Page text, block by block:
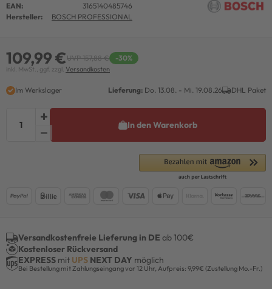
EAN:
3165140485746
Hersteller:
BOSCH PROFESSIONAL
109,99 €UVP 157,88 € -30%
inkl. MwSt., ggf. zzgl. Versandkosten
Im Werkslager Lieferung: Do. 13.08. - Mi. 19.08.26 DHL Paket
In den Warenkorb
Versandkostenfreie Lieferung in DE ab 100€
Kostenloser Rückversand
EXPRESS mit UPS NEXT DAY möglich
Bei Bestellung mit Zahlungseingang vor 12 Uhr, Aufpreis: 9,99€ (Zustellung Mo.-Fr.)